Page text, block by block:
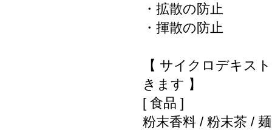
・拡散の防止
・揮散の防止
【 サイクロデキス
きます 】
[ 食品 ]
粉末香料 / 粉末茶 /